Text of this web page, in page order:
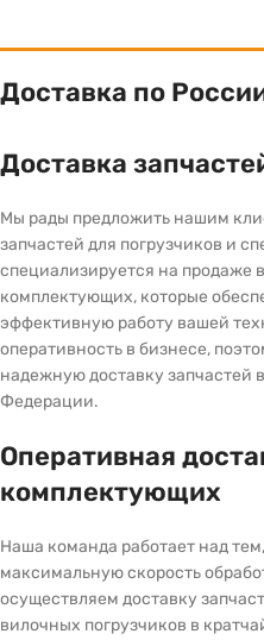
Доставка по
Доставка
Мы рады предложить нашим
запчастей для погрузчиков и
специализируется на продаже
комплектующих, которые
эффективную работу вашей
оперативность в бизнесе,
надежную доставку запчастей
Федерации.
Оперативная
комплектующих
Наша команда работает над
максимальную скорость
осуществляем доставку
вилочных погрузчиков в